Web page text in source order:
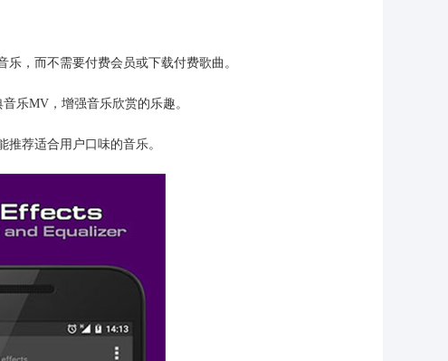
，而不需要付费会员或下载付费歌曲。
乐MV，增强音乐欣赏的乐趣。
荐适合用户口味的音乐。